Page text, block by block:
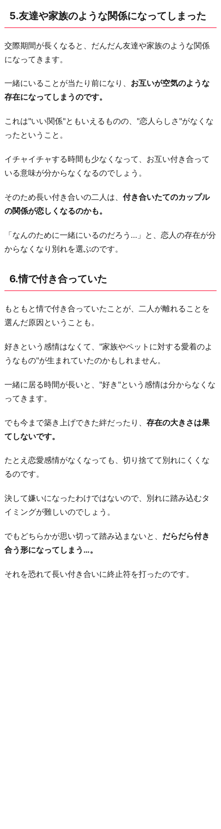
5.友達や家族のような関係になってしまった
交際期間が長くなると、だんだん友達や家族のような関係
になってきます。
一緒にいることが当たり前になり、 お互いが空気のような
存在になってしまうのです。
これは"いい関係"ともいえるものの、"恋人らしさ"がなくな
ったということ。
イチャイチャする時間も少なくなって、お互い付き合って
いる意味が分からなくなるのでしょう。
そのため長い付き合いの二人は、 付き合いたてのカップル
の関係が恋しくなるのかも。
「なんのために一緒にいるのだろう…」と、恋人の存在が分
からなくなり別れを選ぶのです。
6.情で付き合っていた
もともと情で付き合っていたことが、二人が離れることを
選んだ原因ということも。
好きという感情はなくて、"家族やペットに対する愛着のよ
うなもの"が生まれていたのかもしれません。
一緒に居る時間が長いと、"好き"という感情は分からなくな
ってきます。
でも今まで築き上げできた絆だったり、 存在の大きさは果
てしないです。
たとえ恋愛感情がなくなっても、切り捨てて別れにくくな
るのです。
決して嫌いになったわけではないので、別れに踏み込むタ
イミングが難しいのでしょう。
でもどちらかが思い切って踏み込まないと、 だらだら付き
合う形になってしまう…。
それを恐れて長い付き合いに終止符を打ったのです。